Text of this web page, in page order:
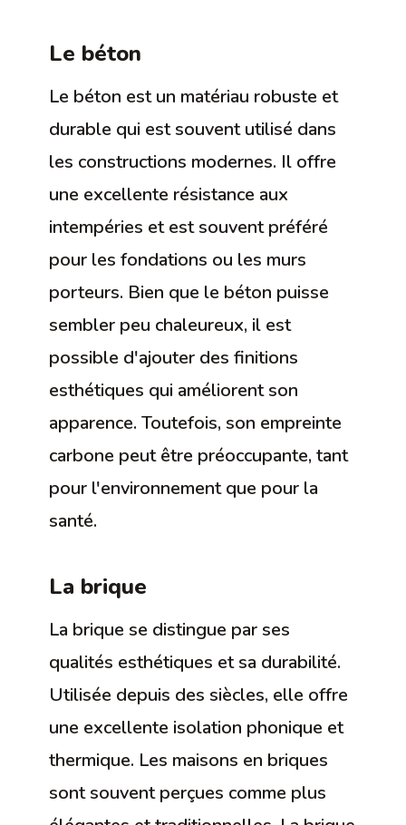
Le béton
Le béton est un matériau robuste et
durable qui est souvent utilisé dans
les constructions modernes. Il offre
une excellente résistance aux
intempéries et est souvent préféré
pour les fondations ou les murs
porteurs. Bien que le béton puisse
sembler peu chaleureux, il est
possible d'ajouter des finitions
esthétiques qui améliorent son
apparence. Toutefois, son empreinte
carbone peut être préoccupante, tant
pour l'environnement que pour la
santé.
La brique
La brique se distingue par ses
qualités esthétiques et sa durabilité.
Utilisée depuis des siècles, elle offre
une excellente isolation phonique et
thermique. Les maisons en briques
sont souvent perçues comme plus